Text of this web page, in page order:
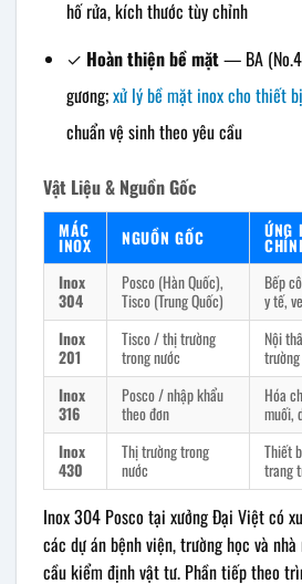
hố rửa, kích thước tùy chỉnh
✓ Hoàn thiện bề mặt— BA
gương;xử lý bề mặt inox cho thiết
chuẩn vệ sinh theo yêu cầu
Vật Liệu & Nguồn Gốc
MÁC
INOX NGUỒN GỐC ỨNG
Inox
304
Posco (Hàn Quốc),
Tisco (Trung Quốc)
Bếp
y tế,
Inox
201
Tisco / thị trường
trong nước
Nội
Inox
316
Posco / nhập khẩu
theo đơn
Hóa
muối,
Inox
430
Thị trường trong
nước
Thiết
trang
Inox 304 Posco tại xưởng Đại Việt có
các dự án bệnh viện, trường học và
cầu kiểm định vật tư. Phần tiếp theo